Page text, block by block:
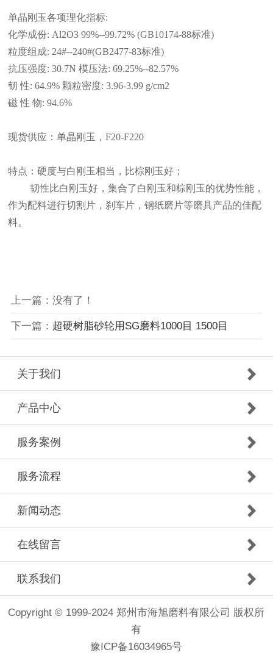
单晶刚玉各项理化指标:
化学成份: Al2O3 99%--99.72% (GB10174-88标准)
粒度组成: 24#--240#(GB2477-83标准)
抗压强度: 30.7N 模压法: 69.25%--82.57%
韧 性: 64.9% 颗粒密度: 3.96-3.99 g/cm2
磁 性 物: 94.6%
现货供应：单晶刚玉，F20-F220
特点：硬度与白刚玉相当，比棕刚玉好；
韧性比白刚玉好，集合了白刚玉和棕刚玉的优势性能，
作为配料进行切割片，刹车片，钢纸磨片等磨具产品的佳配
料。
上一篇：没有了！
下一篇： 超硬树脂砂轮用SG磨料1000目 1500目
关于我们
产品中心
服务案例
服务流程
新闻动态
在线留言
联系我们
Copyright © 1999-2024 郑州市海旭磨料有限公司 版权所
有
豫ICP备16034965号